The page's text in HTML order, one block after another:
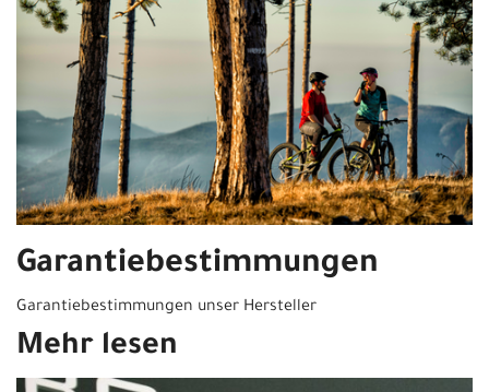
Garantiebestimmungen
Garantiebestimmungen unser Hersteller
Mehr lesen